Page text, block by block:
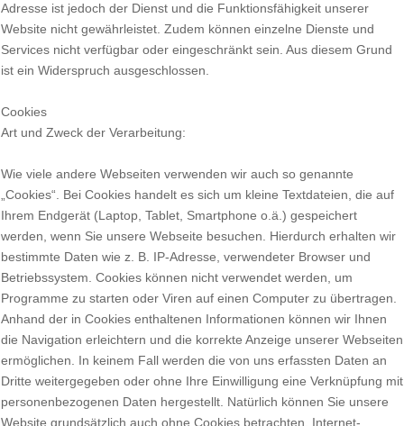
Adresse ist jedoch der Dienst und die Funktionsfähigkeit unserer
Website nicht gewährleistet. Zudem können einzelne Dienste und
Services nicht verfügbar oder eingeschränkt sein. Aus diesem Grund
ist ein Widerspruch ausgeschlossen.
Cookies
Art und Zweck der Verarbeitung:
Wie viele andere Webseiten verwenden wir auch so genannte
„Cookies“. Bei Cookies handelt es sich um kleine Textdateien, die auf
Ihrem Endgerät (Laptop, Tablet, Smartphone o.ä.) gespeichert
werden, wenn Sie unsere Webseite besuchen. Hierdurch erhalten wir
bestimmte Daten wie z. B. IP-Adresse, verwendeter Browser und
Betriebssystem. Cookies können nicht verwendet werden, um
Programme zu starten oder Viren auf einen Computer zu übertragen.
Anhand der in Cookies enthaltenen Informationen können wir Ihnen
die Navigation erleichtern und die korrekte Anzeige unserer Webseiten
ermöglichen. In keinem Fall werden die von uns erfassten Daten an
Dritte weitergegeben oder ohne Ihre Einwilligung eine Verknüpfung mit
personenbezogenen Daten hergestellt. Natürlich können Sie unsere
Website grundsätzlich auch ohne Cookies betrachten. Internet-